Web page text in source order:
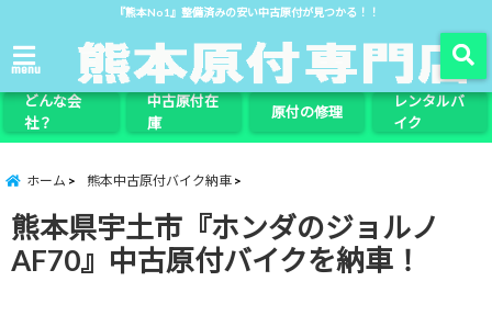
『熊本No1』整備済みの安い中古原付が見つかる！！
menu
どんな会
社？
中古原付在
庫
原付の修理
レンタルバ
イク
ホーム 熊本中古原付バイク納車
熊本県宇土市『ホンダのジョルノ
AF70』中古原付バイクを納車！